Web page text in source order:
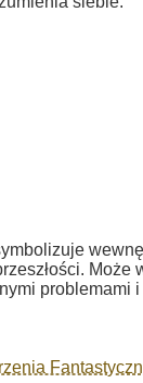
Może
problemami